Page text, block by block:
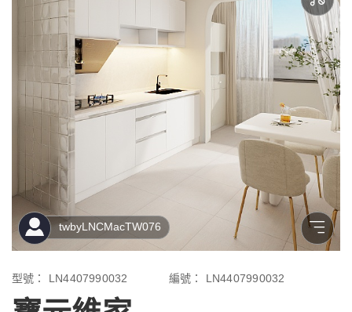
型號： LN4407990032 編號： LN4407990032